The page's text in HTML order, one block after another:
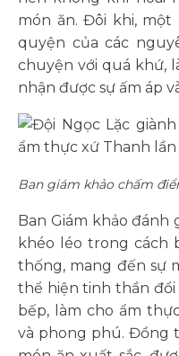
món ăn. Đôi khi,
quyện của các
chuyện với quá khứ,
nhận được sự ấm áp
Ban giám khảo chấm
Ban Giám khảo đánh
khéo léo trong cách
thống, mang đến sự
thể hiện tinh thần đổi
bếp, làm cho ẩm
và phong phú. Đồng